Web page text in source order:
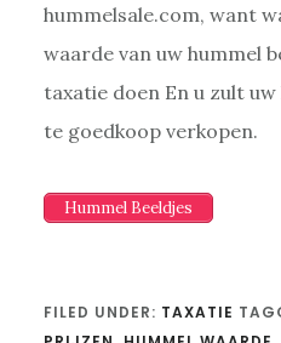
hummelsale.com, want
waarde van uw hummel
taxatie doen En u zult
te goedkoop verkopen.
Hummel Beeldjes
FILED UNDER: TAXATIE